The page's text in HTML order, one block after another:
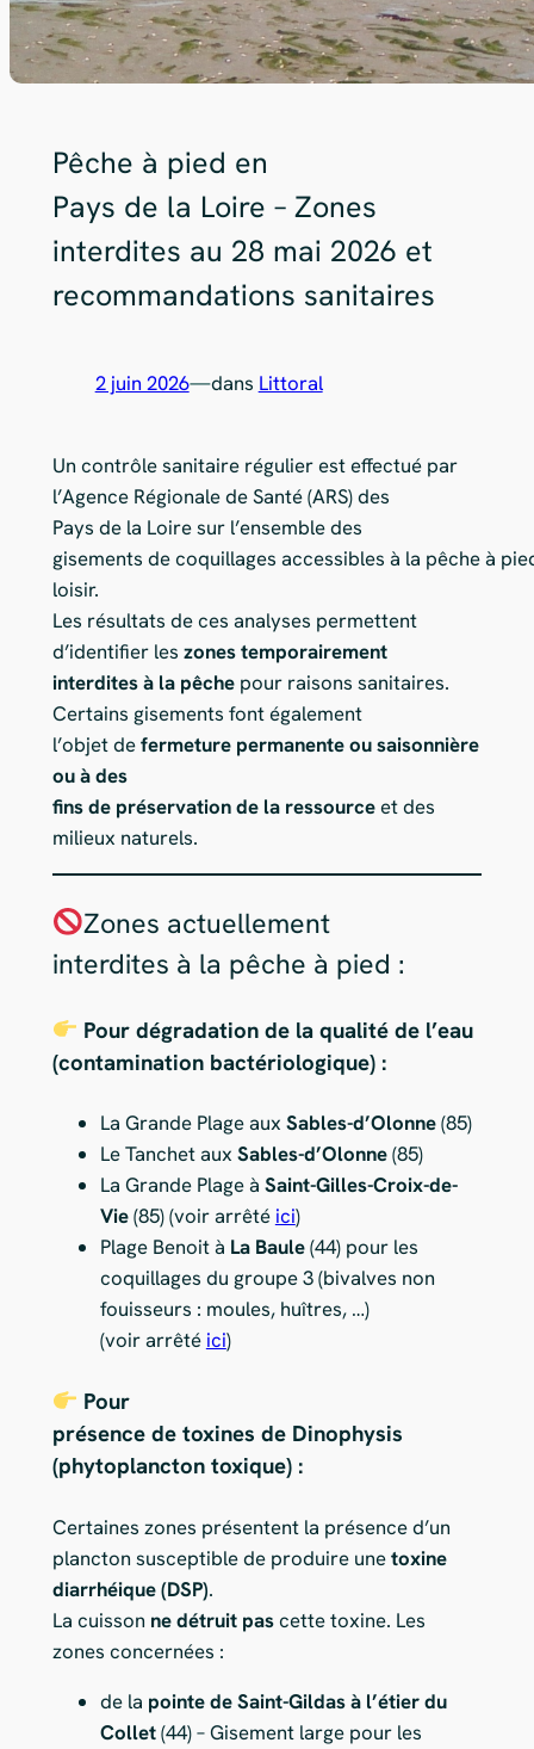
Pêche à pied en
Pays de la Loire – Zones
interdites au 28 mai 2026 et
recommandations sanitaires
2 juin 2026—dans Littoral
Un contrôle sanitaire régulier est effectué par
l’Agence Régionale de Santé (ARS) des
Pays de la Loire sur l’ensemble des
gisements de coquillages accessibles à la pêche à
loisir.
Les résultats de ces analyses permettent
d’identifier les zones temporairement
interdites à la pêchepour raisons sanitaires.
Certains gisements font également
l’objet defermeture permanente ou saisonnière
ou à des
fins de préservation de la ressourceet des
milieux naturels.
Zones actuellement
interdites à la pêche à pied :
Pour dégradation de la qualité de l’eau
(contamination bactériologique) :
La Grande Plage aux Sables-d’Olonne(85)
Le Tanchet aux Sables-d’Olonne(85)
La Grande Plage à Saint-Gilles-Croix-de-
Vie(85) (voir arrêté ici)
Plage Benoit à La Baule(44) pour les
coquillages du groupe 3 (bivalves non
fouisseurs : moules, huîtres, …)
(voir arrêté ici)
Pour
présence de toxines de Dinophysis
(phytoplancton toxique) :
Certaines zones présentent la présence d’un
plancton susceptible de produire unetoxine
diarrhéique (DSP).
La cuisson ne détruit pascette toxine. Les
zones concernées :
de la pointe de Saint-Gildas à l’étier du
Collet(44) – Gisement large pour les